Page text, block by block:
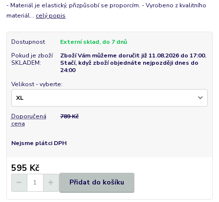
- Materiál je elastický, přizpůsobí se proporcím. - Vyrobeno z kvalitního
materiál... celý popis
Dostupnost
Externí sklad, do 7 dnů
Pokud je zboží
SKLADEM:
Zboží Vám můžeme doručit již 11.08.2026 do 17:00.
Stačí, když zboží objednáte nejpozději dnes do
24:00
Velikost - vyberte:
Doporučená
cena
789 Kč
Nejsme plátci DPH
595 Kč
Přidat do košíku